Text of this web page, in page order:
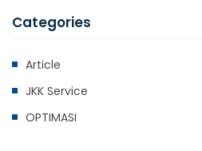
Categories
Article
JKK Service
OPTIMASI